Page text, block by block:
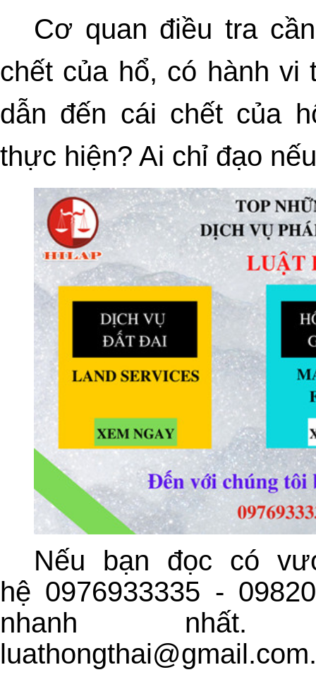
Cơ quan điều tra
chết của hổ, có hành
dẫn đến cái chết của
thực hiện? Ai chỉ đạo
Nếu bạn đọc có
hệ 0976933335 -
nhanh nhất.
luathongthai@gmail.com.